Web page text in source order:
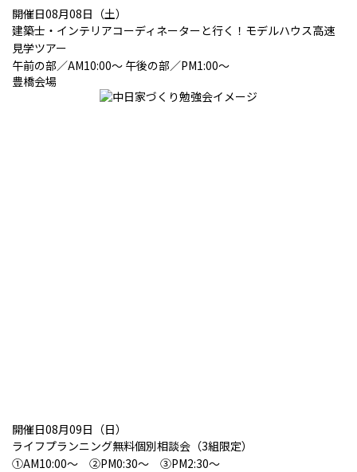
開催日08月08日（土）
建築士・インテリアコーディネーターと行く！モデルハウス高速
見学ツアー
午前の部／AM10:00～ 午後の部／PM1:00～
豊橋会場
開催日08月09日（日）
ライフプランニング無料個別相談会（3組限定）
①AM10:00～ ②PM0:30～ ③PM2:30～